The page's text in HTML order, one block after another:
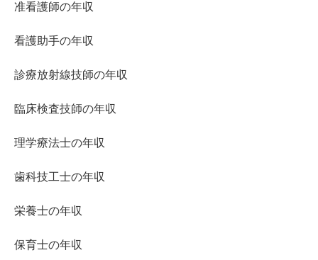
准看護師の年収
看護助手の年収
診療放射線技師の年収
臨床検査技師の年収
理学療法士の年収
歯科技工士の年収
栄養士の年収
保育士の年収